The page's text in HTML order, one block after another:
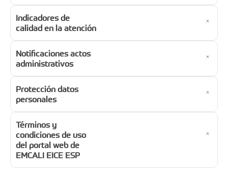
Indicadores de
calidad en la atención
Notificaciones actos
administrativos
Protección datos
personales
Términos y
condiciones de uso
del portal web de
EMCALI EICE ESP